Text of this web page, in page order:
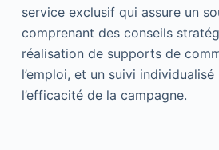
service exclusif qui assure un
comprenant des conseils
réalisation de supports de
l’emploi, et un suivi
l’efficacité de la campagne.